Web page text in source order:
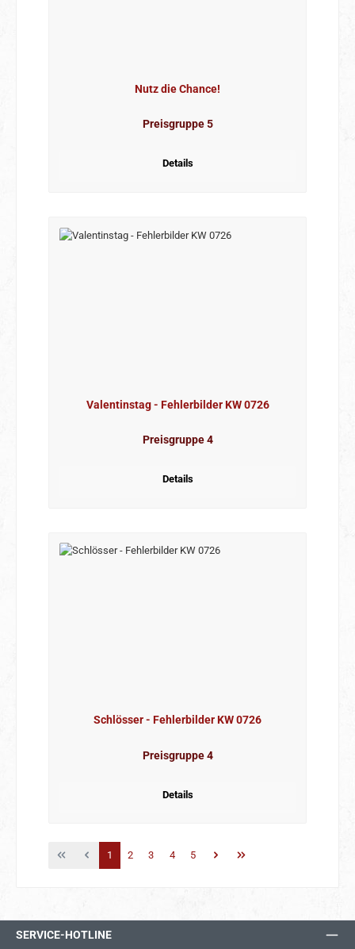
Nutz die Chance!
Preisgruppe 5
Details
Valentinstag - Fehlerbilder KW 0726
Preisgruppe 4
Details
Schlösser - Fehlerbilder KW 0726
Preisgruppe 4
Details
Seite
1 Seite
2 Seite
3 Seite
4 Seite
5
SERVICE-HOTLINE